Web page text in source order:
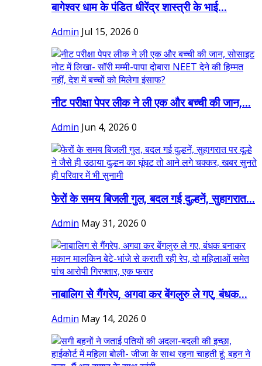
बागेश्वर धाम के पंडित धीरेंद्र शास्त्री के भाई...
Admin Jul 15, 2026 0
नीट परीक्षा पेपर लीक ने ली एक और बच्ची की जान,...
Admin Jun 4, 2026 0
फेरों के समय बिजली गुल, बदल गई दुल्हनें, सुहागरात...
Admin May 31, 2026 0
नाबालिग से गैंगरेप, अगवा कर बेंगलुरु ले गए, बंधक...
Admin May 14, 2026 0